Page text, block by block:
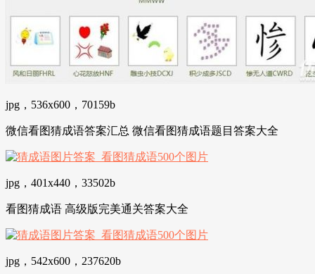
jpg，536x600，70159b
微信看图猜成语答案汇总 微信看图猜成语题目答案大全
jpg，401x440，33502b
看图猜成语 高级版完美通关答案大全
jpg，542x600，237620b